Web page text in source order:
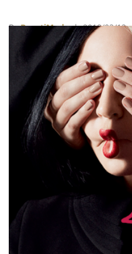
ByBeautiMode| 2018/02/12